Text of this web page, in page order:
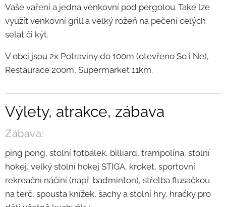
Vaše vaření a jedna venkovní pod pergolou. Také lze
využít venkovní grill a velký rožeň na pečení celých
selat či kýt.
V obci jsou 2x Potraviny do 100m (otevřeno So i Ne),
Restaurace 200m, Supermarket 11km.
Výlety, atrakce, zábava
Zábava:
ping pong, stolní fotbálek, billiard, trampolína, stolní
hokej, velký stolní hokej STIGA, kroket, sportovní
rekreační náčiní (např. badminton), střelba flusačkou
na terč, spousta knížek, šachy a stolní hry, hračky pro